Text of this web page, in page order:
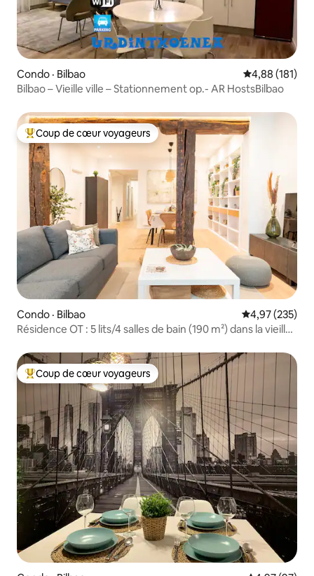
Condo · Bilbao Note
4,88 (181)
Bilbao – Vieille ville – Stationnement op.- AR HostsBilbao
Coup de cœur voyageurs parmi les plus aimés
Coup de cœur voyageurs
Condo · Bilbao Note
4,97 (235)
Résidence OT : 5 lits/4 salles de bain (190 m²) dans la vieille
Coup de cœur voyageurs parmi les plus aimés
Coup de cœur voyageurs